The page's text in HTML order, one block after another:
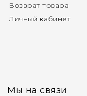
Возврат товара
Личный кабинет
Мы на связи